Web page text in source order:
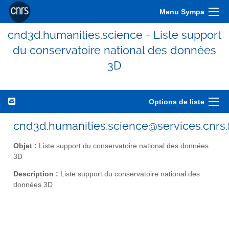
Menu Sympa
cnd3d.humanities.science - Liste support
du conservatoire national des données
3D
Options de liste
Objet : Liste support du conservatoire national des données
3D
Description : Liste support du conservatoire national des
données 3D